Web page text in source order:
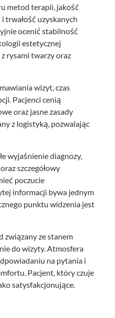
metod terapii, jakość
trwałość uzyskanych
ocenić stabilność
estetycznej
rysami twarzy oraz
wizyt, czas
Pacjenci cenią
oraz jasne zasady
z logistyką, pozwalając
wyjaśnienie diagnozy,
szczegółowy
poczucie
informacji bywa jednym
punktu widzenia jest
związany ze stanem
do wizyty. Atmosfera
na pytania i
Pacjent, który czuje
satysfakcjonujące.